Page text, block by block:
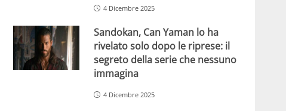
4 Dicembre 2025
Sandokan, Can Yaman lo ha
rivelato solo dopo le riprese: il
segreto della serie che nessuno
immagina
4 Dicembre 2025